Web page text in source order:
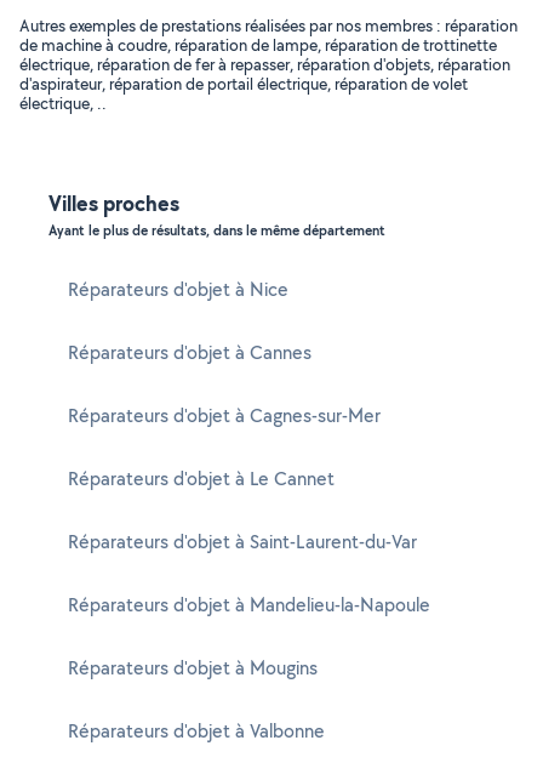
Autres exemples de prestations réalisées par nos membres : réparation
de machine à coudre, réparation de lampe, réparation de trottinette
électrique, réparation de fer à repasser, réparation d'objets, réparation
d'aspirateur, réparation de portail électrique, réparation de volet
électrique, ..
Villes proches
Ayant le plus de résultats, dans le même département
Réparateurs d'objet à Nice
Réparateurs d'objet à Cannes
Réparateurs d'objet à Cagnes-sur-Mer
Réparateurs d'objet à Le Cannet
Réparateurs d'objet à Saint-Laurent-du-Var
Réparateurs d'objet à Mandelieu-la-Napoule
Réparateurs d'objet à Mougins
Réparateurs d'objet à Valbonne